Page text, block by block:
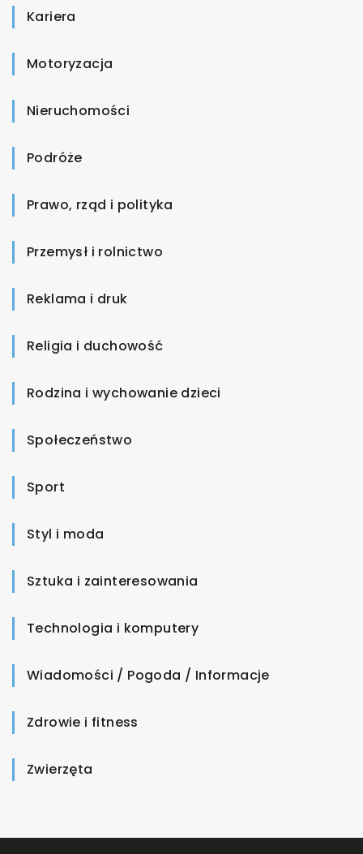
Kariera
Motoryzacja
Nieruchomości
Podróże
Prawo, rząd i polityka
Przemysł i rolnictwo
Reklama i druk
Religia i duchowość
Rodzina i wychowanie dzieci
Społeczeństwo
Sport
Styl i moda
Sztuka i zainteresowania
Technologia i komputery
Wiadomości / Pogoda / Informacje
Zdrowie i fitness
Zwierzęta